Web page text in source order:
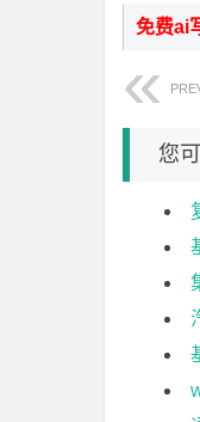
免费ai
您